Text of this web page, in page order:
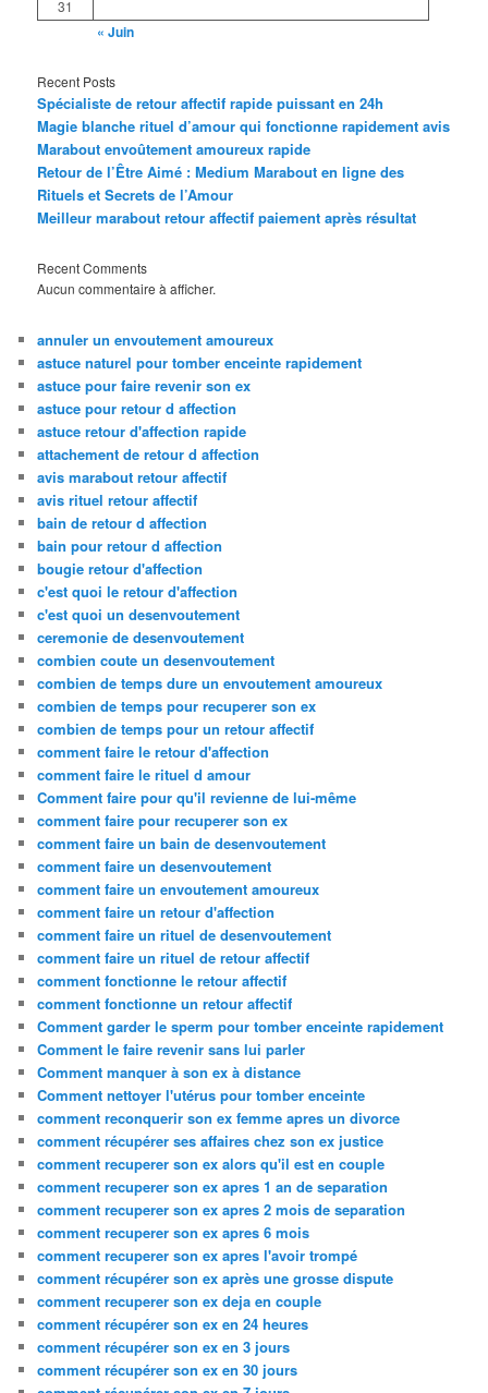
31
« Juin
Recent Posts
Spécialiste de retour affectif rapide puissant en 24h
Magie blanche rituel d’amour qui fonctionne rapidement avis
Marabout envoûtement amoureux rapide
Retour de l’Être Aimé : Medium Marabout en ligne des
Rituels et Secrets de l’Amour
Meilleur marabout retour affectif paiement après résultat
Recent Comments
Aucun commentaire à afficher.
annuler un envoutement amoureux
astuce naturel pour tomber enceinte rapidement
astuce pour faire revenir son ex
astuce pour retour d affection
astuce retour d'affection rapide
attachement de retour d affection
avis marabout retour affectif
avis rituel retour affectif
bain de retour d affection
bain pour retour d affection
bougie retour d'affection
c'est quoi le retour d'affection
c'est quoi un desenvoutement
ceremonie de desenvoutement
combien coute un desenvoutement
combien de temps dure un envoutement amoureux
combien de temps pour recuperer son ex
combien de temps pour un retour affectif
comment faire le retour d'affection
comment faire le rituel d amour
Comment faire pour qu'il revienne de lui-même
comment faire pour recuperer son ex
comment faire un bain de desenvoutement
comment faire un desenvoutement
comment faire un envoutement amoureux
comment faire un retour d'affection
comment faire un rituel de desenvoutement
comment faire un rituel de retour affectif
comment fonctionne le retour affectif
comment fonctionne un retour affectif
Comment garder le sperm pour tomber enceinte rapidement
Comment le faire revenir sans lui parler
Comment manquer à son ex à distance
Comment nettoyer l'utérus pour tomber enceinte
comment reconquerir son ex femme apres un divorce
comment récupérer ses affaires chez son ex justice
comment recuperer son ex alors qu'il est en couple
comment recuperer son ex apres 1 an de separation
comment recuperer son ex apres 2 mois de separation
comment recuperer son ex apres 6 mois
comment recuperer son ex apres l'avoir trompé
comment récupérer son ex après une grosse dispute
comment recuperer son ex deja en couple
comment récupérer son ex en 24 heures
comment récupérer son ex en 3 jours
comment récupérer son ex en 30 jours